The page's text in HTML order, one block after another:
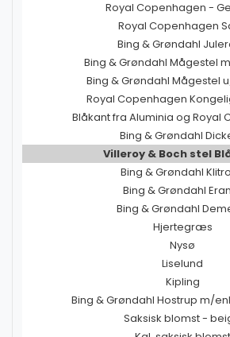
Royal Copenhagen -
Royal Copenhagen
Bing & Grøndahl
Bing & Grøndahl Mågestel
Bing & Grøndahl Mågestel
Royal Copenhagen
Blåkant fra Aluminia og Royal
Bing & Grøndahl
Villeroy & Boch stel
Bing & Grøndahl
Bing & Grøndahl
Bing & Grøndahl
Hjertegræs
Nysø
Liselund
Kipling
Bing & Grøndahl Hostrup m/
Saksisk blomst -